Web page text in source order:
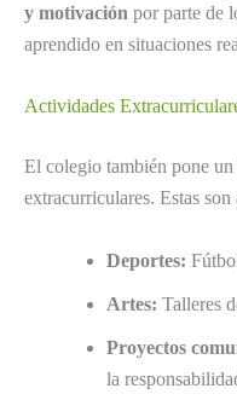
y motivación por parte de
aprendido en situaciones
Actividades
El colegio también pone
extracurriculares. Estas
Deportes:
Artes: Talleres
Proyectos
la